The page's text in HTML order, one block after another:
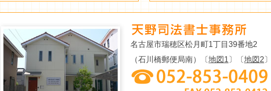
名古屋市瑞穂区松月町1丁目39番地2
（石川橋郵便局南）〔地図1 〕〔地図2 〕